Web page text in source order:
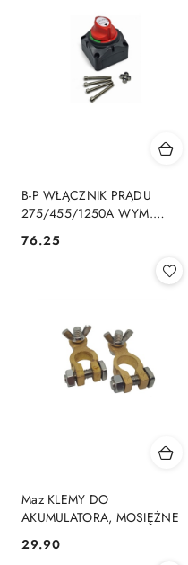
B-P WŁĄCZNIK PRĄDU
275/455/1250A WYM.
69X69XH75 MM
Cena:
76.25
Maz KLEMY DO
AKUMULATORA, MOSIĘŻNE
Cena:
29.90